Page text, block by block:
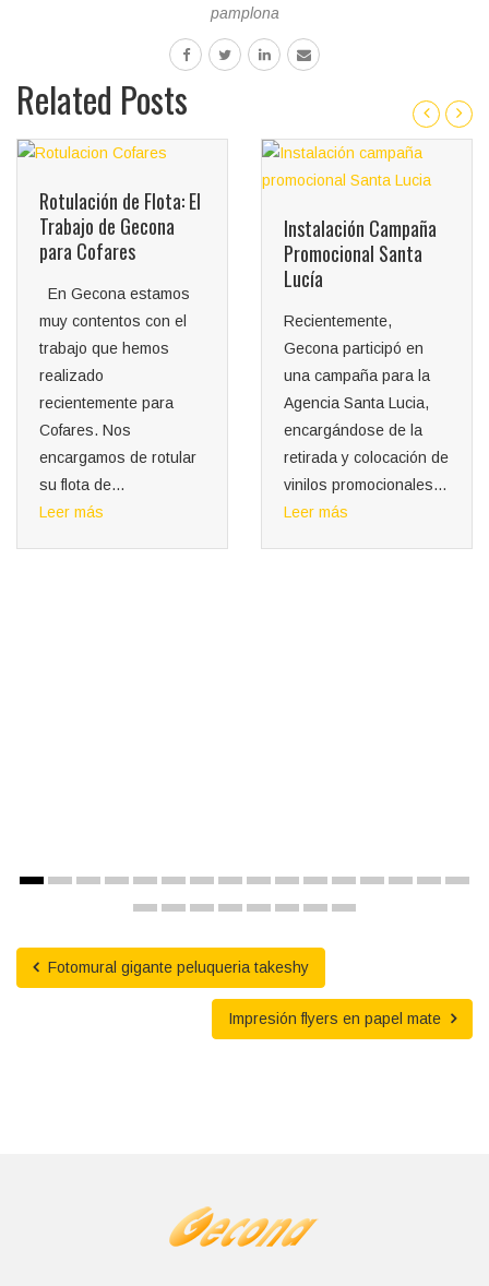
pamplona
Related Posts
Rotulación de Flota: El
Trabajo de Gecona
para Cofares
En Gecona estamos
muy contentos con el
trabajo que hemos
realizado
recientemente para
Cofares. Nos
encargamos de rotular
su flota de...
Leer más
Instalación Campaña
Promocional Santa
Lucía
Recientemente,
Gecona participó en
una campaña para la
Agencia Santa Lucia,
encargándose de la
retirada y colocación de
vinilos promocionales...
Leer más
Fotomural gigante peluqueria takeshy
Impresión flyers en papel mate